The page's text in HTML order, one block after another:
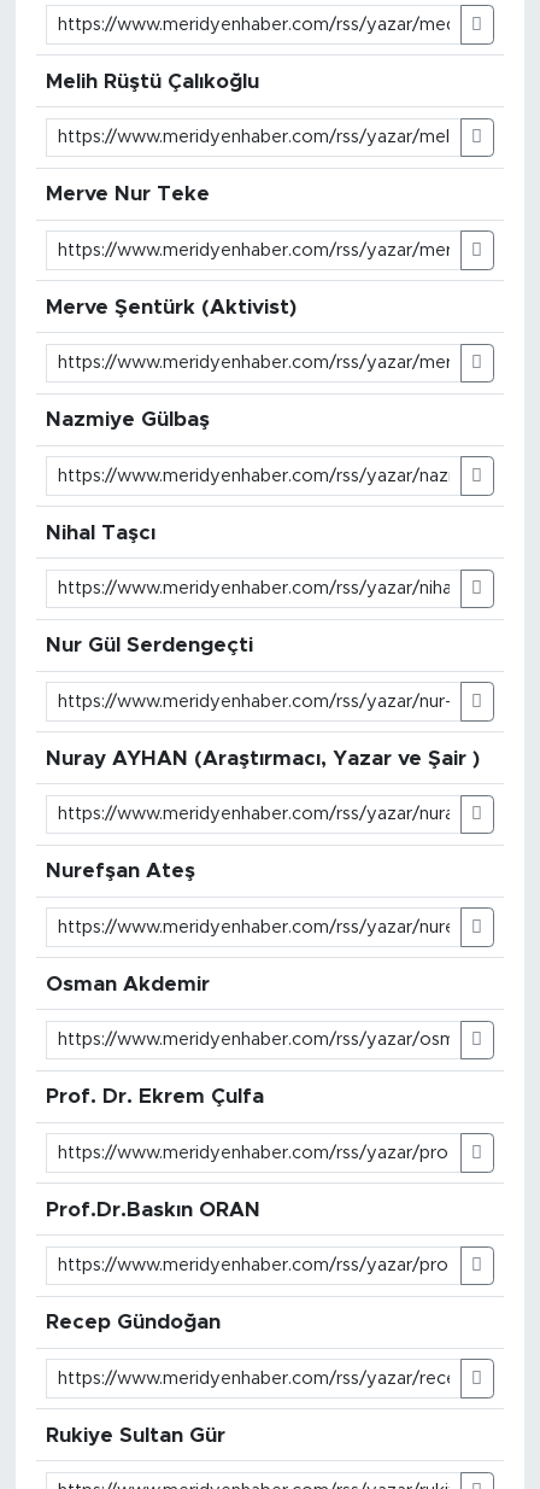
Melih Rüştü Çalıkoğlu
Merve Nur Teke
Merve Şentürk (Aktivist)
Nazmiye Gülbaş
Nihal Taşcı
Nur Gül Serdengeçti
Nuray AYHAN (Araştırmacı, Yazar ve Şair )
Nurefşan Ateş
Osman Akdemir
Prof. Dr. Ekrem Çulfa
Prof.Dr.Baskın ORAN
Recep Gündoğan
Rukiye Sultan Gür